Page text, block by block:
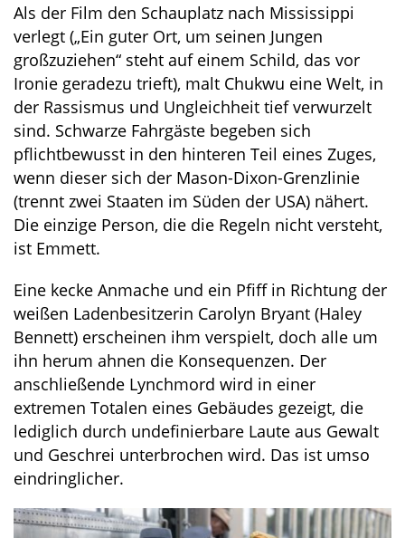
Als der Film den Schauplatz nach Mississippi
verlegt („Ein guter Ort, um seinen Jungen
großzuziehen“ steht auf einem Schild, das vor
Ironie geradezu trieft), malt Chukwu eine Welt, in
der Rassismus und Ungleichheit tief verwurzelt
sind. Schwarze Fahrgäste begeben sich
pflichtbewusst in den hinteren Teil eines Zuges,
wenn dieser sich der Mason-Dixon-Grenzlinie
(trennt zwei Staaten im Süden der USA) nähert.
Die einzige Person, die die Regeln nicht versteht,
ist Emmett.
Eine kecke Anmache und ein Pfiff in Richtung der
weißen Ladenbesitzerin Carolyn Bryant (Haley
Bennett) erscheinen ihm verspielt, doch alle um
ihn herum ahnen die Konsequenzen. Der
anschließende Lynchmord wird in einer
extremen Totalen eines Gebäudes gezeigt, die
lediglich durch undefinierbare Laute aus Gewalt
und Geschrei unterbrochen wird. Das ist umso
eindringlicher.